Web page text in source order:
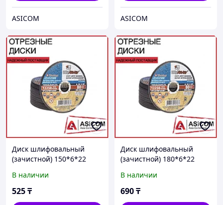
ASICOM ASICOM
Диск шлифовальный
(зачистной) 150*6*22
В наличии
525₸
Диск шлифовальный
(зачистной) 180*6*22
В наличии
690₸